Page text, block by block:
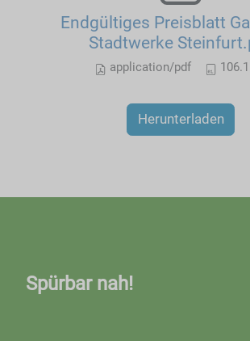
Endgültiges Preisblatt
Stadtwerke
application/pdf
Herunterladen
Spürbar nah!